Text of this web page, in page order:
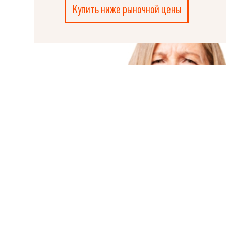
Купить ниже рыночной цены